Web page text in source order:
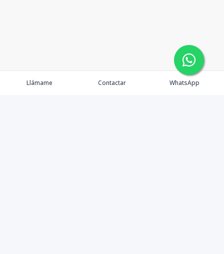
Llámame Contactar WhatsApp